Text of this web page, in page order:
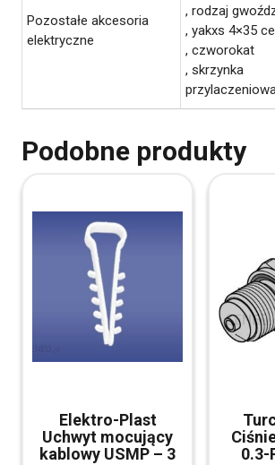
Pozostałe akcesoria
elektryczne
, rodzaj
, yakxs 4×35
, czworokat
, skrzynka
Podobne produkty
Elektro-Plast
Uchwyt mocujący
kablowy USMP – 3
0.3-